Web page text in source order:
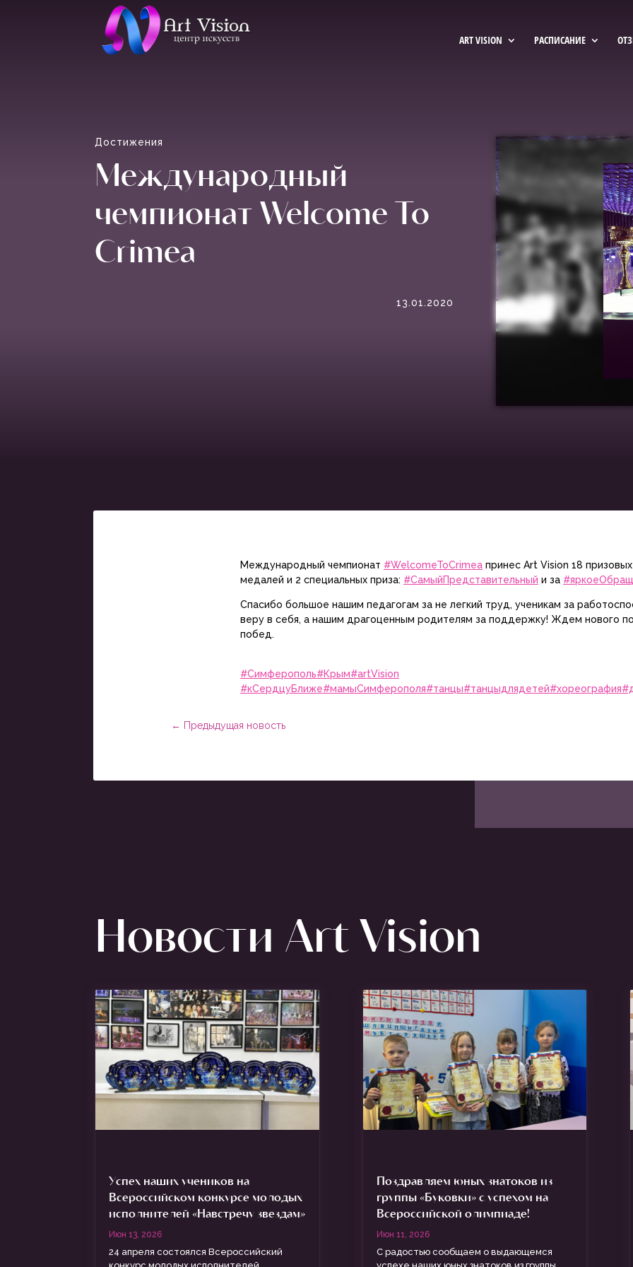
ART VISION РАСПИСАНИЕ
Достижения
Международный
чемпионат Welcome To
Crimea
13.01.2020
Международный чемпионат #WelcomeToCrimea принес Art Vision 18 призовых
медалей и 2 специальных приза: #СамыйПредставительный и за
Спасибо большое нашим педагогам за не легкий труд, ученикам за
веру в себя, а нашим драгоценным родителям за поддержку! Ждем нового
побед.
#Симферополь#Крым#artVision
#кСердцуБлиже#мамыСимферополя#танцы#танцыдлядетей#хореография
← Предыдущая новость
Новости Art Vision
Успех наших учеников на
Всероссийском конкурсе молодых
исполнителей «Навстречу звездам»
Июн 13, 2026
24 апреля состоялся Всероссийский
Поздравляем юных знатоков из
группы «Буковки» с успехом на
Всероссийской олимпиаде!
Июн 11, 2026
С радостью сообщаем о выдающемся